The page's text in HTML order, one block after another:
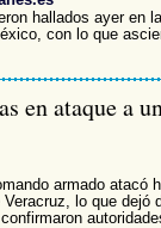
hallados ayer en
con lo que
en ataque a
armado atacó
lo que dejó